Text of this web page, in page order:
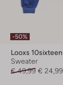
-50%
Looxs 10sixteen
Sweater
€ 49,99 € 24,99